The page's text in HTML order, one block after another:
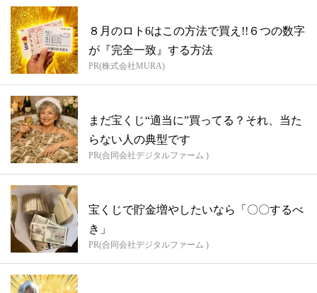
８月のロト6はこの方法で買え!!６つの数字
が『完全一致』する方法
PR(株式会社MURA)
まだ宝くじ“適当に”買ってる？それ、当た
らない人の典型です
PR(合同会社デジタルファーム )
宝くじで貯金増やしたいなら「〇〇するべ
き」
PR(合同会社デジタルファーム )